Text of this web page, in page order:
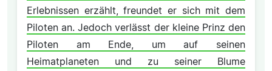
Erlebnissen erzählt, freundet er sich mit dem
Piloten an. Jedoch verlässt der kleine Prinz den
Piloten am Ende, um auf seinen
Heimatplaneten und zu seiner Blume